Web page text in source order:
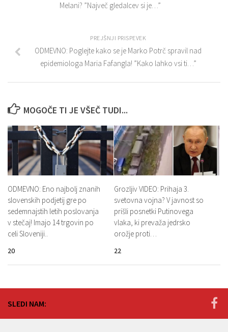
Melani? ”Največ gledalcev si je…”
PREJŠNJI PRISPEVEK
ODMEVNO: Poglejte kako se je Marko Potrč spravil nad
epidemiologa Maria Fafangla! ”Kako lahko vsi ti…”
MOGOČE TI JE VŠEČ TUDI...
ODMEVNO: Eno najbolj znanih
slovenskih podjetij gre po
sedemnajstih letih poslovanja
v stečaj! Imajo 14 trgovin po
celi Sloveniji..
20
Grozljiv VIDEO: Prihaja 3.
svetovna vojna? V javnost so
prišli posnetki Putinovega
vlaka, ki prevaža jedrsko
orožje proti…
22
SLEDI NAM: